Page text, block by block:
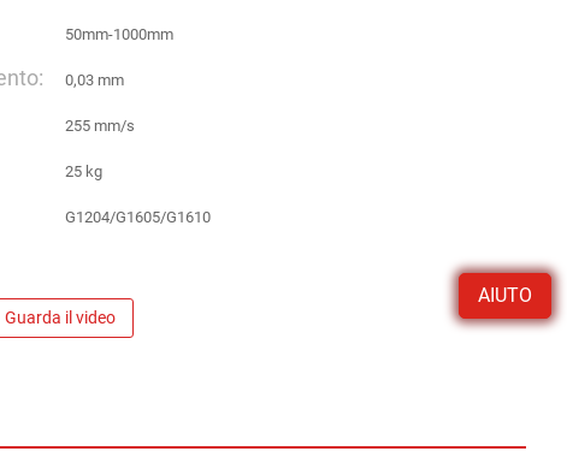
AIUTO
50mm-1000mm
0,03 mm
255 mm/s
25 kg
G1204/G1605/G1610
Guarda il video